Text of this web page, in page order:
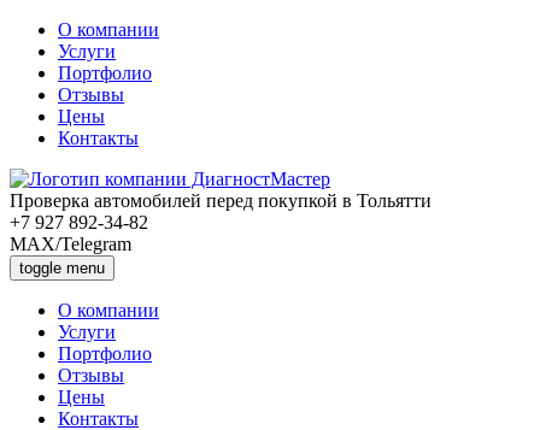
О компании
Услуги
Портфолио
Отзывы
Цены
Контакты
Проверка автомобилей перед покупкой в Тольятти
+7 927 892-34-82
MAX/Telegram
toggle menu
О компании
Услуги
Портфолио
Отзывы
Цены
Контакты